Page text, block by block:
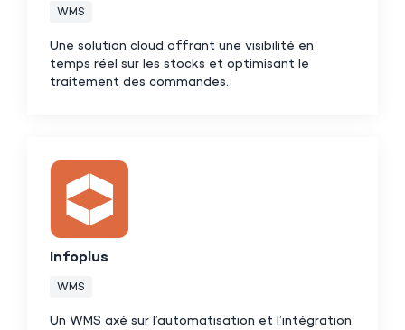
WMS
Une solution cloud offrant une visibilité en
temps réel sur les stocks et optimisant le
traitement des commandes.
Infoplus
WMS
Un WMS axé sur l’automatisation et l’intégration